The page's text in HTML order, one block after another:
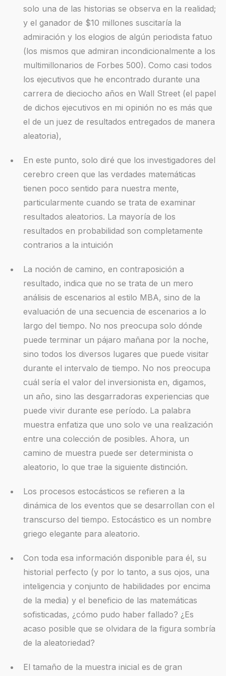
solo una de las historias se observa en la realidad;
y el ganador de $10 millones suscitaría la
admiración y los elogios de algún periodista fatuo
(los mismos que admiran incondicionalmente a los
multimillonarios de Forbes 500). Como casi todos
los ejecutivos que he encontrado durante una
carrera de dieciocho años en Wall Street (el papel
de dichos ejecutivos en mi opinión no es más que
el de un juez de resultados entregados de manera
aleatoria),
En este punto, solo diré que los investigadores del
cerebro creen que las verdades matemáticas
tienen poco sentido para nuestra mente,
particularmente cuando se trata de examinar
resultados aleatorios. La mayoría de los
resultados en probabilidad son completamente
contrarios a la intuición
La noción de camino, en contraposición a
resultado, indica que no se trata de un mero
análisis de escenarios al estilo MBA, sino de la
evaluación de una secuencia de escenarios a lo
largo del tiempo. No nos preocupa solo dónde
puede terminar un pájaro mañana por la noche,
sino todos los diversos lugares que puede visitar
durante el intervalo de tiempo. No nos preocupa
cuál sería el valor del inversionista en, digamos,
un año, sino las desgarradoras experiencias que
puede vivir durante ese período. La palabra
muestra enfatiza que uno solo ve una realización
entre una colección de posibles. Ahora, un
camino de muestra puede ser determinista o
aleatorio, lo que trae la siguiente distinción.
Los procesos estocásticos se refieren a la
dinámica de los eventos que se desarrollan con el
transcurso del tiempo. Estocástico es un nombre
griego elegante para aleatorio.
Con toda esa información disponible para él, su
historial perfecto (y por lo tanto, a sus ojos, una
inteligencia y conjunto de habilidades por encima
de la media) y el beneficio de las matemáticas
sofisticadas, ¿cómo pudo haber fallado? ¿Es
acaso posible que se olvidara de la figura sombría
de la aleatoriedad?
El tamaño de la muestra inicial es de gran